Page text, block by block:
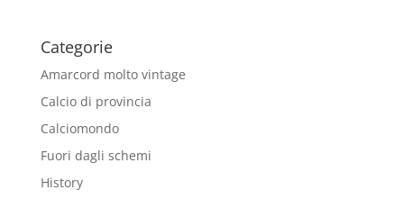
Categorie
Amarcord molto vintage
Calcio di provincia
Calciomondo
Fuori dagli schemi
History